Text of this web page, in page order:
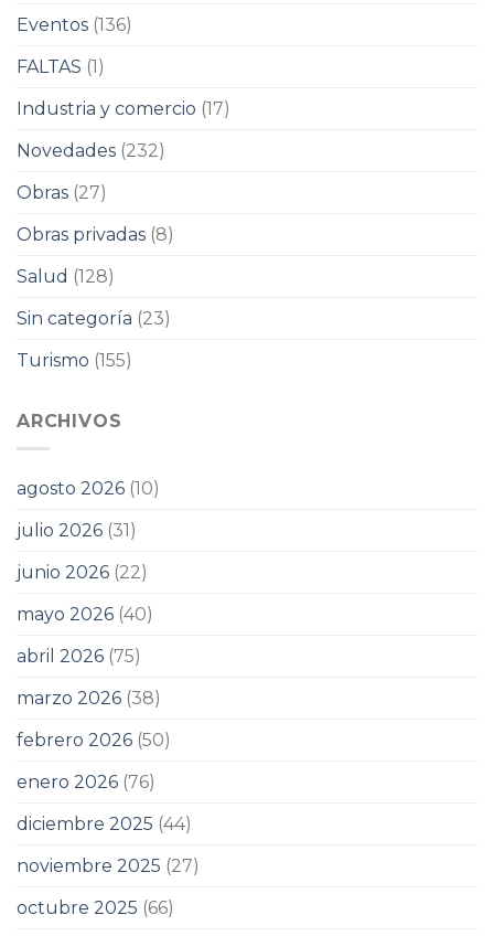
Eventos (136)
FALTAS (1)
Industria y comercio (17)
Novedades (232)
Obras (27)
Obras privadas (8)
Salud (128)
Sin categoría (23)
Turismo (155)
ARCHIVOS
agosto 2026 (10)
julio 2026 (31)
junio 2026 (22)
mayo 2026 (40)
abril 2026 (75)
marzo 2026 (38)
febrero 2026 (50)
enero 2026 (76)
diciembre 2025 (44)
noviembre 2025 (27)
octubre 2025 (66)